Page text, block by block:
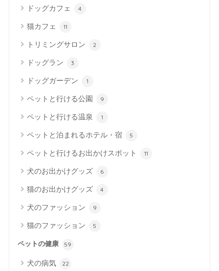
ドッグカフェ 4
猫カフェ 11
トリミングサロン 2
ドッグラン 3
ドッグガーデン 1
ペットと行ける公園 9
ペットと行ける温泉 1
ペットと泊まれるホテル・宿 5
ペットと行けるお出かけスポット 11
犬のお出かけグッズ 6
猫のお出かけグッズ 4
犬のファッション 9
猫のファッション 5
ペットの健康 59
犬の病気 22